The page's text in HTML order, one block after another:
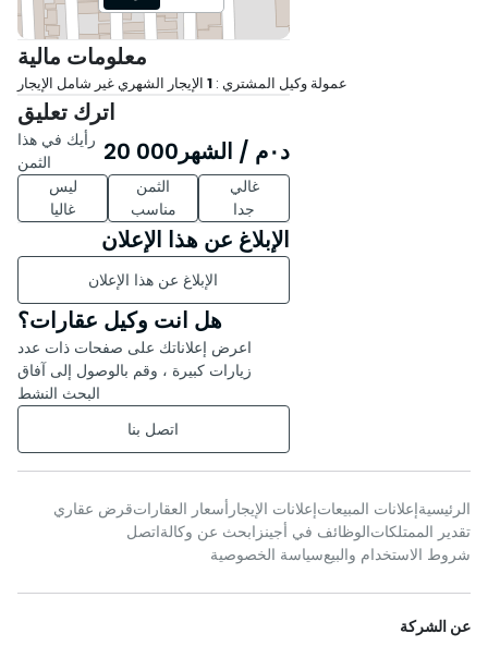
معلومات مالية
عمولة وكيل المشتري : 1 الإيجار الشهري غير شامل الإيجار
اترك تعليق
رأيك في هذا
الثمن
20 000 د٠م / الشهر
ليس
غاليا
الثمن
مناسب
غالي
جدا
الإبلاغ عن هذا الإعلان
الإبلاغ عن هذا الإعلان
هل انت وكيل عقارات؟
اعرض إعلاناتك على صفحات ذات عدد
زيارات كبيرة ، وقم بالوصول إلى آفاق
البحث النشط
اتصل بنا
الرئيسيةإعلانات المبيعاتإعلانات الإيجار أسعار العقاراتقرض عقاري
تقدير الممتلكاتالوظائف في أجينز ابحث عن وكالةاتصل
شروط الاستخدام والبيعسياسة الخصوصية
عن الشركة